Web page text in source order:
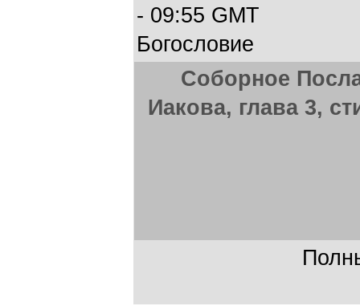
- 09:55 GMT
Богословие
Соборное
Иакова, глава 3,